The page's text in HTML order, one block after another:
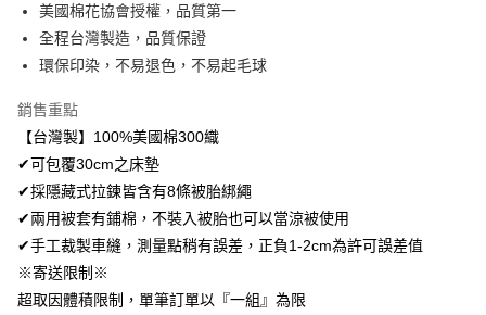
悠遊付
Google Pay
AFTEE先享後付
相關說明
AFTEE先享後付是「在收到商品之後才付款」的支付方式。 讓您購物簡單
便利好安心！
１．簡單：不需註冊會員、不需綁卡、不需儲值。
２．便利：只要手機號碼，簡訊認證，即可結帳。
３．安心：先確認商品／服務後，再付款。
１．於結帳方式選擇「AFTEE先享後付」後，將跳轉至「AFTEE先享後付」
ATM付款
運送方式
全家取貨付款
免運費
美國棉花協會授權，品質第一
全程台灣製造，品質保證
環保印染，不易退色，不易起毛球
銷售重點
【台灣製】100%美國棉300織
✔可包覆30cm之床墊
✔採隱藏式拉鍊皆含有8條被胎綁繩
✔兩用被套有鋪棉，不裝入被胎也可以當涼被使用
✔手工裁製車縫，測量點稍有誤差，正負1-2cm為許可誤差值
※寄送限制※
超取因體積限制，單筆訂單以『一組』為限